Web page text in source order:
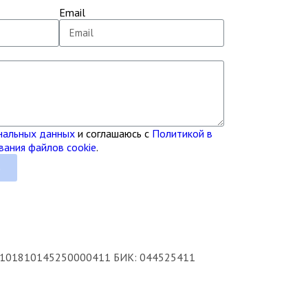
Email
данныхи соглашаюсь с Политикой в
файлов cookie.
БИК: 044525411